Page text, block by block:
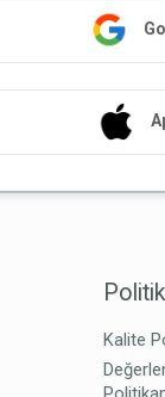
Kalite